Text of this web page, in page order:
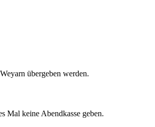
übergeben werden.
Mal keine Abendkasse geben.